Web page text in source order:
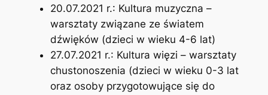
20.07.2021 r.: Kultura muzyczna –
warsztaty związane ze światem
dźwięków (dzieci w wieku 4-6 lat)
27.07.2021 r.: Kultura więzi – warsztaty
chustonoszenia (dzieci w wieku 0-3 lat
oraz osoby przygotowujące się do